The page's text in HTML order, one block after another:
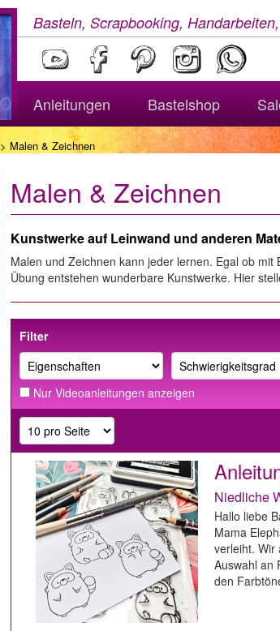
Basteln, Scrapbooking,
Anleitungen Bastelshop
> Malen & Zeichnen
Malen & Zeichnen
Kunstwerke auf Leinwand und anderen
Malen und Zeichnen kann jeder lernen. Egal ob
Übung entstehen wunderbare Kunstwerke. Hier
Filter
Nur Videoanleitungen anzeigen
Niedliche
Hallo liebe
Mama
verleiht. Wir
Auswahl an
den